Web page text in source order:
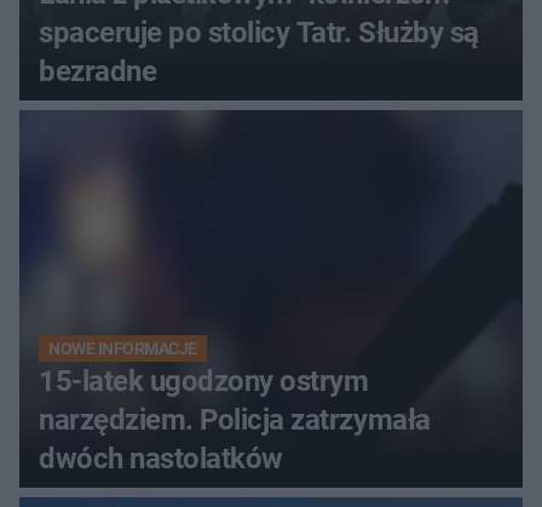
spaceruje po stolicy Tatr. Służby są
bezradne
NOWE INFORMACJE
15-latek ugodzony ostrym
narzędziem. Policja zatrzymała
dwóch nastolatków